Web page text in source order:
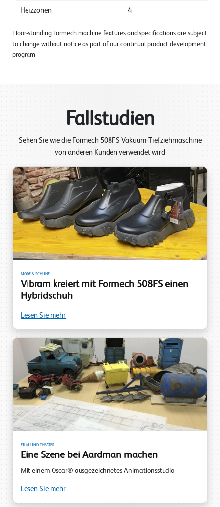
Heizzonen 4
Floor-standing Formech machine features and specifications are subject
to change without notice as part of our continual product development
program
Fallstudien
Sehen Sie wie die Formech 508FS Vakuum-Tiefziehmaschine
von anderen Kunden verwendet wird
MODE & SCHUHE
Vibram kreiert mit Formech 508FS einen
Hybridschuh
Lesen Sie mehr
FILM UND THEATER
Eine Szene bei Aardman machen
Mit einem Oscar® ausgezeichnetes Animationsstudio
Lesen Sie mehr